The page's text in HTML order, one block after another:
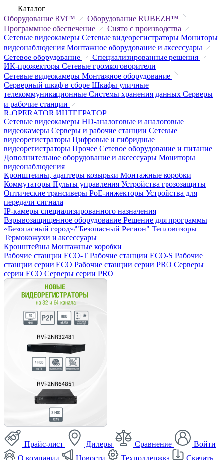
Каталог
Оборудование RVi™
Оборудование RUBEZH™
Программное обеспечение
Снято с производства
Сетевые видеокамеры Сетевые видеорегистраторы Мониторы
видеонаблюдения Монтажное оборудование и аксессуары
Сетевое оборудование
Специализированные решения
ИК-прожекторы Сетевые громкоговорители
Сетевые видеокамеры Монтажное оборудование
Серверный шкаф в сборе Шкафы уличные
телекоммуникационные Системы хранения данных Серверы
и рабочие станции
R-OPERATOR ИНТЕГРАТОР
Сетевые видеокамеры HD-аналоговые и аналоговые
видеокамеры Серверы и рабочие станции Сетевые
видеорегистраторы Цифровые и гибридные
видеорегистраторы Прочее Сетевое оборудование и питание
Дополнительное оборудование и аксессуары Мониторы
видеонаблюдения
Кронштейны, адаптеры козырьки Монтажные коробки
Коммутаторы Пульты управления Устройства грозозащиты
Оптические трансиверы PoE-инжекторы Устройства для
передачи сигнала
IP-камеры специализированного назначения
Взрывозащищенное оборудование Решение для программы
«Безопасный город»/"Безопасный Регион" Тепловизоры
Термокожухи и аксессуары
Кронштейны Монтажные коробки
Рабочие станции ECO-T Рабочие станции ECO-S Рабочие
станции серии ECO Рабочие станции серии PRO Серверы
серии ECO Серверы серии PRO
Прайс-лист Дилеры Сравнение
Войти
О компании
Новости Техподдержка Скачать